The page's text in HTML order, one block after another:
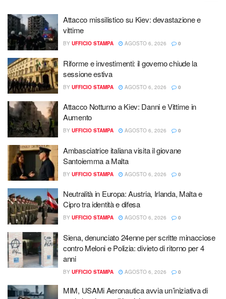
Attacco missilistico su Kiev: devastazione e
vittime
BY UFFICIO STAMPA AGOSTO 6, 2026 0
Riforme e investimenti: il governo chiude la
sessione estiva
BY UFFICIO STAMPA AGOSTO 6, 2026 0
Attacco Notturno a Kiev: Danni e Vittime in
Aumento
BY UFFICIO STAMPA AGOSTO 6, 2026 0
Ambasciatrice italiana visita il giovane
Santoiemma a Malta
BY UFFICIO STAMPA AGOSTO 6, 2026 0
Neutralità in Europa: Austria, Irlanda, Malta e
Cipro tra identità e difesa
BY UFFICIO STAMPA AGOSTO 6, 2026 0
Siena, denunciato 24enne per scritte minacciose
contro Meloni e Polizia: divieto di ritorno per 4
anni
BY UFFICIO STAMPA AGOSTO 6, 2026 0
MIM, USAMi Aeronautica avvia un’iniziativa di